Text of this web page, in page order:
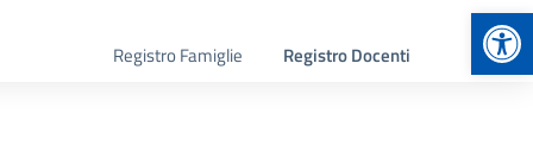
Registro Famiglie Registro Docenti